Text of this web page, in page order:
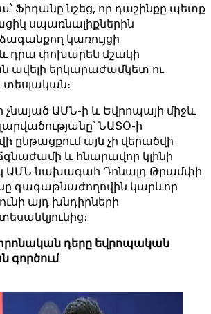
Ֆիդանը նշեց, որ դաշինքը պետք
սպառնալիքներին
կառույցի
դրա փոխարեն մշակի
ավելի երկարաժամկետ ու
չնայած ԱՄՆ-ի և Եվրոպայի միջև
ՆԱՏՕ-ի
ընթացքում այն ​​չի վերածվի
և հնարավոր կլինի
ԱՄՆ նախագահ Դոնալդ Թրամփի
գագաթնաժողովին կարևոր
այդ խնդիրների
դերը եվրոպական
գործում